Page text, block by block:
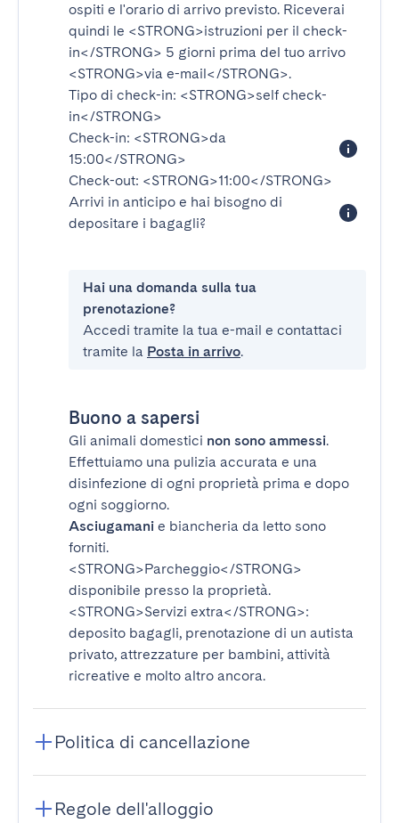
ospiti e l'orario di arrivo previsto. Riceverai
quindi le <STRONG>istruzioni per il check-
in</STRONG> 5 giorni prima del tuo arrivo
<STRONG>via e-mail</STRONG>.
Tipo di check-in: <STRONG>self check-
in</STRONG>
Check-in: <STRONG>da
15:00</STRONG>
Check-out: <STRONG>11:00</STRONG>
Arrivi in anticipo e hai bisogno di
depositare i bagagli?
Hai una domanda sulla tua
prenotazione?
Accedi tramite la tua e-mail e contattaci
tramite la Posta in arrivo.
Buono a sapersi
Gli animali domestici non sono ammessi.
Effettuiamo una pulizia accurata e una
disinfezione di ogni proprietà prima e dopo
ogni soggiorno.
Asciugamani e biancheria da letto sono
forniti.
<STRONG>Parcheggio</STRONG>
disponibile presso la proprietà.
<STRONG>Servizi extra</STRONG>:
deposito bagagli, prenotazione di un autista
privato, attrezzature per bambini, attività
ricreative e molto altro ancora.
Politica di cancellazione
Regole dell'alloggio